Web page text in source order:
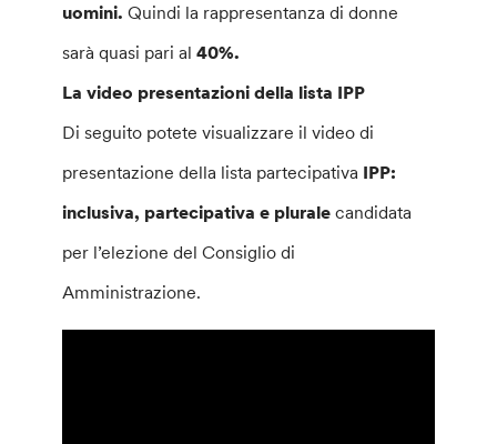
uomini. Quindi la rappresentanza di donne
sarà quasi pari al40%.
La video presentazioni della lista IPP
Di seguito potete visualizzare il video di
presentazione della lista partecipativa IPP:
inclusiva, partecipativa e plurale candidata
per l’elezione del Consiglio di
Amministrazione.